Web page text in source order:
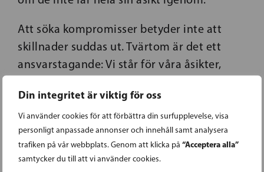
Din integritet är viktig för oss
Vi använder cookies för att förbättra din surfupplevelse, visa
personligt anpassade annonser och innehåll samt analysera
trafiken på vår webbplats. Genom att klicka på “Acceptera alla”
samtycker du till att vi använder cookies.
Att söka kompromisser betyder inte att
skillnader suddas ut. Tvärtom är det ett
ansvarstagande: Vi står för våra åsikter,
gemensamma lösningar.
Tillit är en grundsten i demokratin. Den
växer när partier ser varandra som
samarbetspartners, inte som fiender.